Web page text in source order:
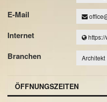
E-Mail
Internet
Branchen Architekt
ÖFFNUNGSZEITEN